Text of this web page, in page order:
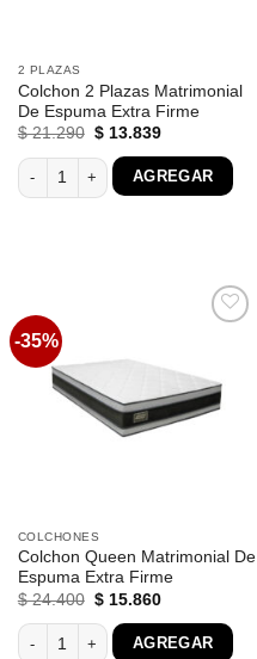
2 PLAZAS
Colchon 2 Plazas Matrimonial
De Espuma Extra Firme
$21.290 El
original
era:
$ 21.290.
$13.839El
es:
$ 13.839.
Colchon 2 Plazas Matrimonial De
AGREGAR
-35%
COLCHONES
Colchon Queen Matrimonial De
Espuma Extra Firme
$24.400 El
original
era:
$15.860El
actual
es:
Colchon Queen Matrimonial De
AGREGAR